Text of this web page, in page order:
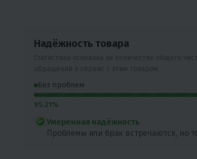
Надёжность товара
Без проблем
95.21%
Умеренная надёжность
Проблемы или брак встречаются, но